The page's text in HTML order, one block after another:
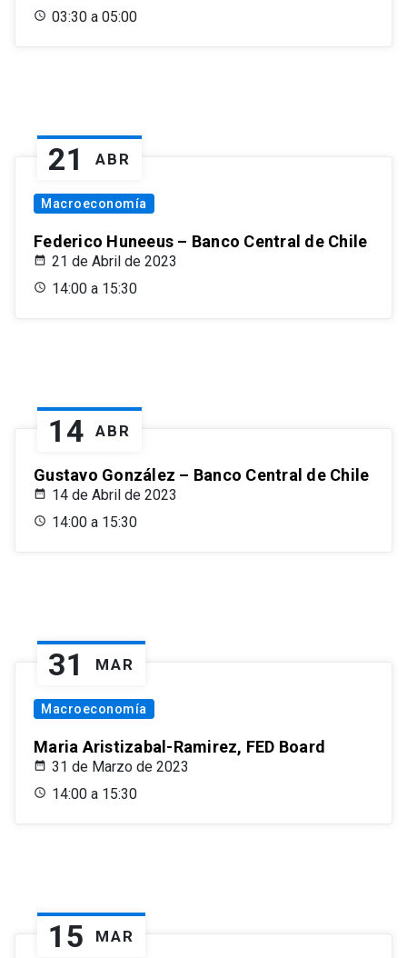
03:30 a 05:00
21 ABR
Macroeconomía
Federico Huneeus – Banco Central de Chile
21 de Abril de 2023
14:00 a 15:30
14 ABR
Gustavo González – Banco Central de Chile
14 de Abril de 2023
14:00 a 15:30
31 MAR
Macroeconomía
Maria Aristizabal-Ramirez, FED Board
31 de Marzo de 2023
14:00 a 15:30
15 MAR